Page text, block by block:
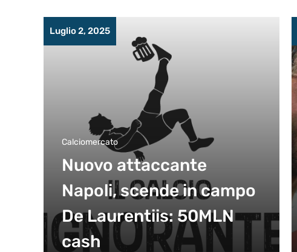
Luglio 2, 2025
Calciomercato
Nuovo attaccante
Napoli, scende in campo
De Laurentiis: 50MLN
cash